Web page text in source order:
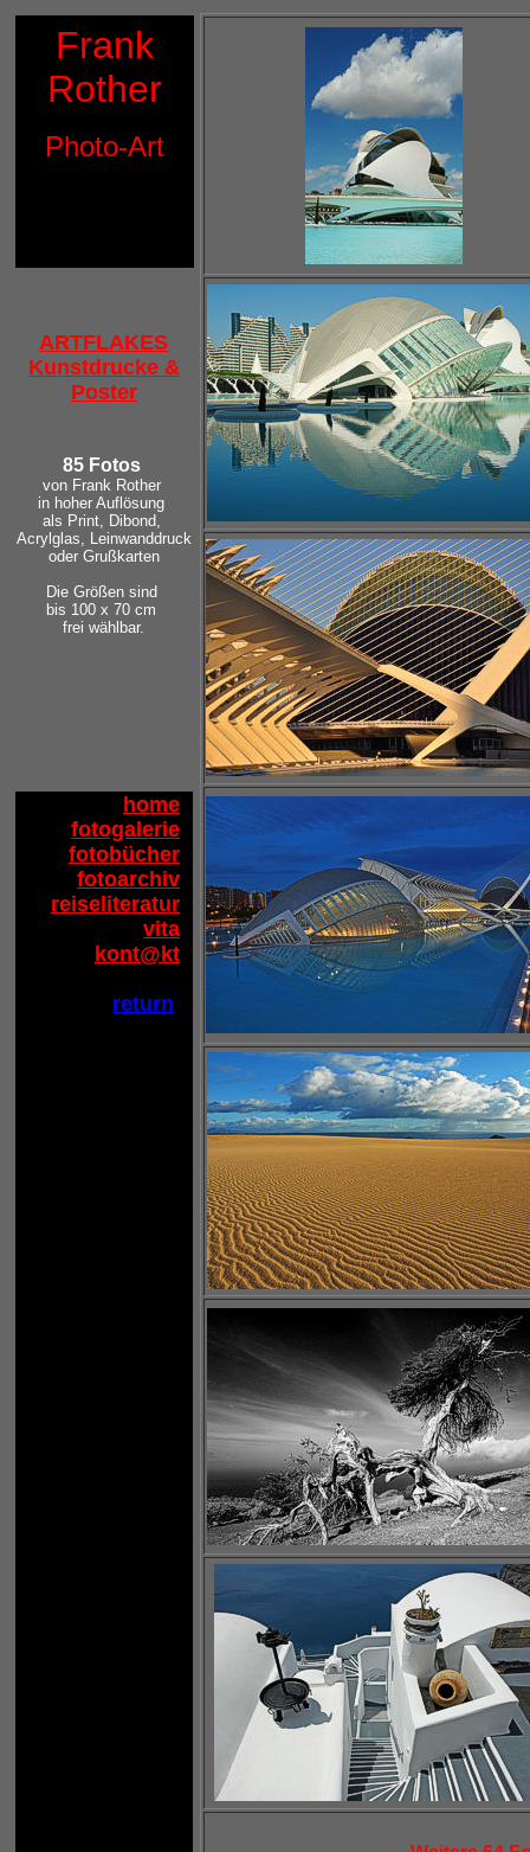
Frank
Rother
Photo-Art
ARTFLAKES
Kunstdrucke &
Poster
85 Fotos
von Frank Rother
in hoher Auflösung
als Print, Dibond,
Acrylglas,
oder Grußkarten
Die Größen sind
bis 100 x 70 cm
frei wählbar.
home
fotogalerie
fotobücher
fotoarchiv
reiseliteratur
vita
kont@kt
return